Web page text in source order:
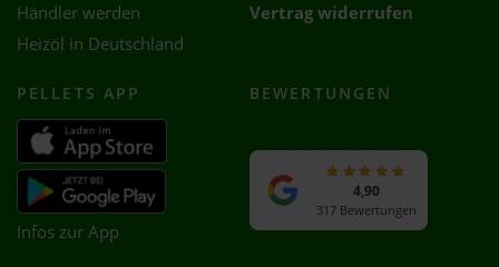
Händler werden
Heizöl in Deutschland
Vertrag widerrufen
PELLETS APP
Infos zur App
BEWERTUNGEN
4,90
317 Bewertungen